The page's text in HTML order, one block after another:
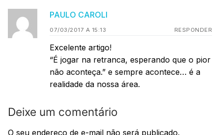
PAULO CAROLI
07/03/2017 A 15:13 RESPONDER
Excelente artigo!
“É jogar na retranca, esperando que o pior
não aconteça.” e sempre acontece… é a
realidade da nossa área.
Deixe um comentário
O seu endereço de e-mail não será publicado.